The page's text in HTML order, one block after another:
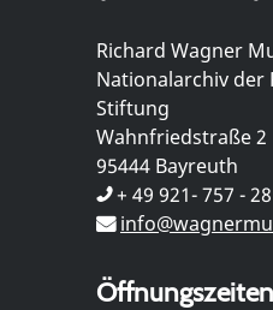
Richard Wagner
Nationalarchiv der
Stiftung
Wahnfriedstraße 2
95444 Bayreuth
+ 49 921- 757 -